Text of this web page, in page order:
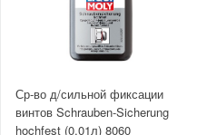
Ср-во д/сильной фиксации
винтов Schrauben-Sicherung
hochfest (0,01л) 8060